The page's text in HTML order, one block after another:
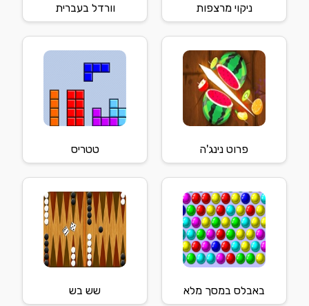
ניקוי מרצפות וורדל בעברית
פרוט נינג'ה טטריס
באבלס במסך מלא שש בש